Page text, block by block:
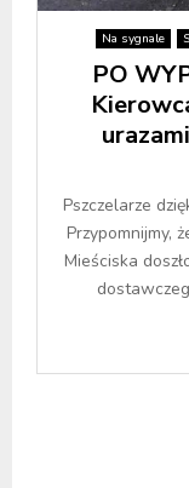
Na sygnale
PO
Pszczelarze
Przypomnijmy,
Mieściska